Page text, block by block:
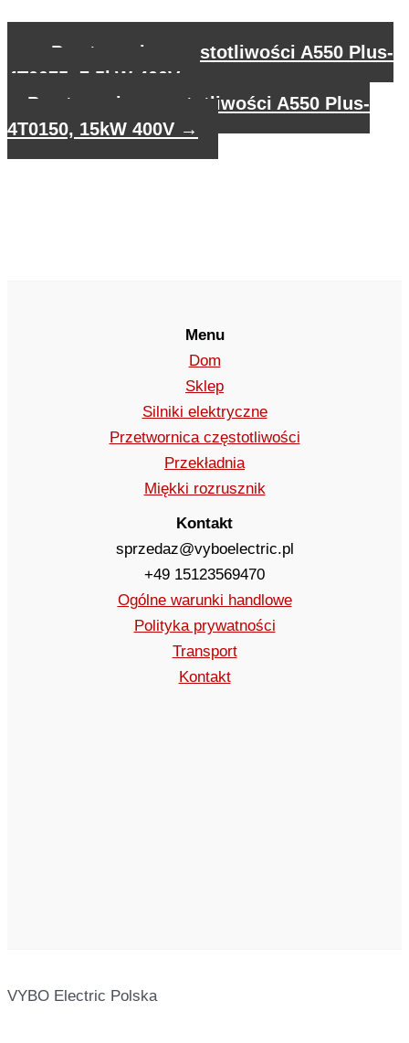
Przetwornica częstotliwości A550 Plus-
4T0075, 7,5kW 400V
Przetwornica częstotliwości A550 Plus-
4T0150, 15kW 400V →
Menu
Dom
Sklep
Silniki elektryczne
Przetwornica częstotliwości
Przekładnia
Miękki rozrusznik
Kontakt
sprzedaz@vyboelectric.pl
+49 15123569470
Ogólne warunki handlowe
Polityka prywatności
Transport
Kontakt
VYBO Electric Polska